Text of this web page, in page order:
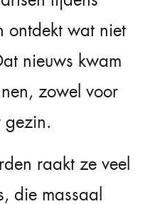
ontdekt wat niet
nieuws kwam
zowel voor
raakt ze veel
die massaal